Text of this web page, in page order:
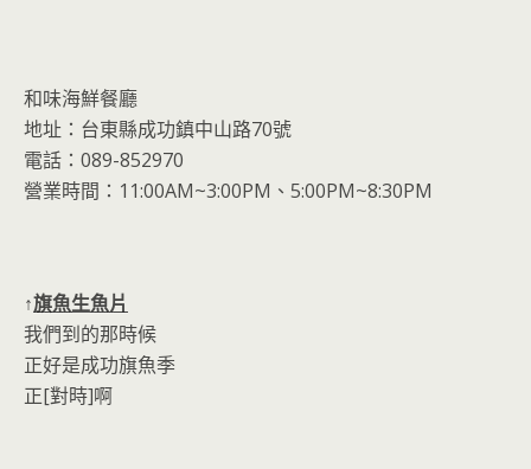
和味海鮮餐廳
地址：台東縣成功鎮中山路70號
電話：089-852970
營業時間：11:00AM~3:00PM、5:00PM~8:30PM
↑旗魚生魚片
我們到的那時候
正好是成功旗魚季
正[對時]啊